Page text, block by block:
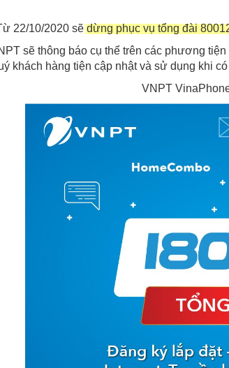
22/10/2020 sẽ dừng phục vụ tổng đài
sẽ thông báo cụ thể trên các phương
khách hàng tiện cập nhật và sử dụng khi
VNPT